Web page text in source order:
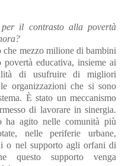
il contrasto alla povertà
mezzo milione di bambini
educativa, insieme ai
di usufruire di migliori
organizzazioni che si sono
È stato un meccanismo
di lavorare in sinergia.
ha agito nelle comunità più
nelle periferie urbane,
o nel supporto agli orfani di
questo supporto venga